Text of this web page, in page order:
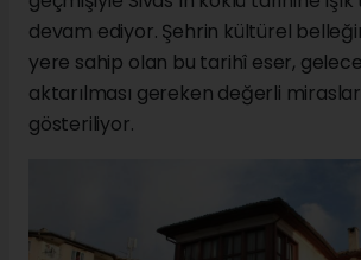
devam ediyor. Şehrin kültürel
yere sahip olan bu tarihî eser,
aktarılması gereken değerli
gösteriliyor.